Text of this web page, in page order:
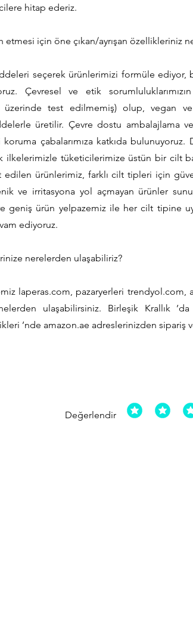
hitap ederiz.
için öne çıkan/ayrışan özellikleriniz
seçerek ürünlerimizi formüle ediyor,
Çevresel ve etik
üzerinde test edilmemiş) olup, vegan
üretilir. Çevre dostu ambalajlama
çabalarımıza katkıda bulunuyoruz.
ilkelerimizle tüketicilerimize üstün bir cilt
edilen ürünlerimiz, farklı cilt tipleri için
ve irritasyona yol açmayan ürünler
geniş ürün yelpazemiz ile her cilt tipine
ediyoruz.
nerelerden ulaşabiliriz?
laperas.com, pazaryerleri trendyol.com,
ulaşabilirsiniz. Birleşik Krallık ’da
’nde amazon.ae adreslerinizden sipariş
Değerlendir